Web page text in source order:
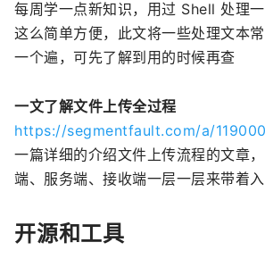
每周学一点新知识，用过 Shell 处理
这么简单方便，此文将一些处理文本
一个遍，可先了解到用的时候再查
一文了解文件上传全过程
https://segmentfault.com/a/
一篇详细的介绍文件上传流程的文章
端、服务端、接收端一层一层来带着
开源和工具